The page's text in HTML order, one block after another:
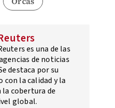
es una de las
de noticias
destaca por su
con la calidad y la
la cobertura de
global.